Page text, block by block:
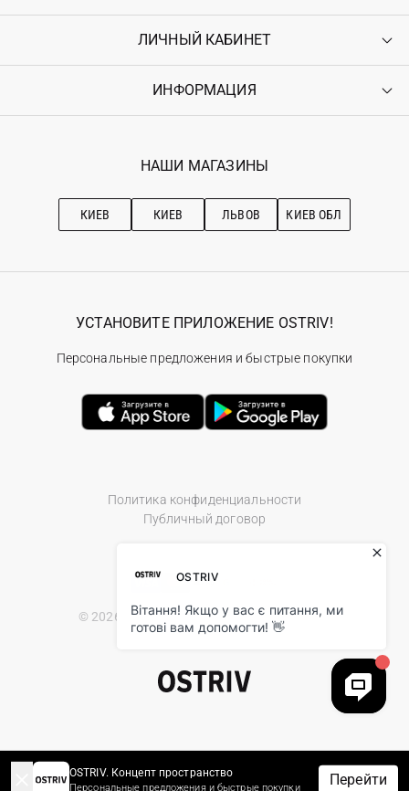
Контакты
Возврат
Гарантия
ЛИЧНЫЙ КАБИНЕТ
Войти
Ostriv Club+
ИНФОРМАЦИЯ
Наши магазини
Рекомендации по уходу
НАШИ МАГАЗИНЫ
КИЕВ КИЕВ ЛЬВОВ КИЕВ ОБЛ
Политика конфиденциальности
Публичный договор
© 2026 Ostriv.ua Store. All Rights Reserved.
УСТАНОВИТЕ ПРИЛОЖЕНИЕ OSTRIV!
Персональные предложения и быстрые покупки
OSTRIV. Концепт пространство
Персональные предложения и быстрые покупки Перейти